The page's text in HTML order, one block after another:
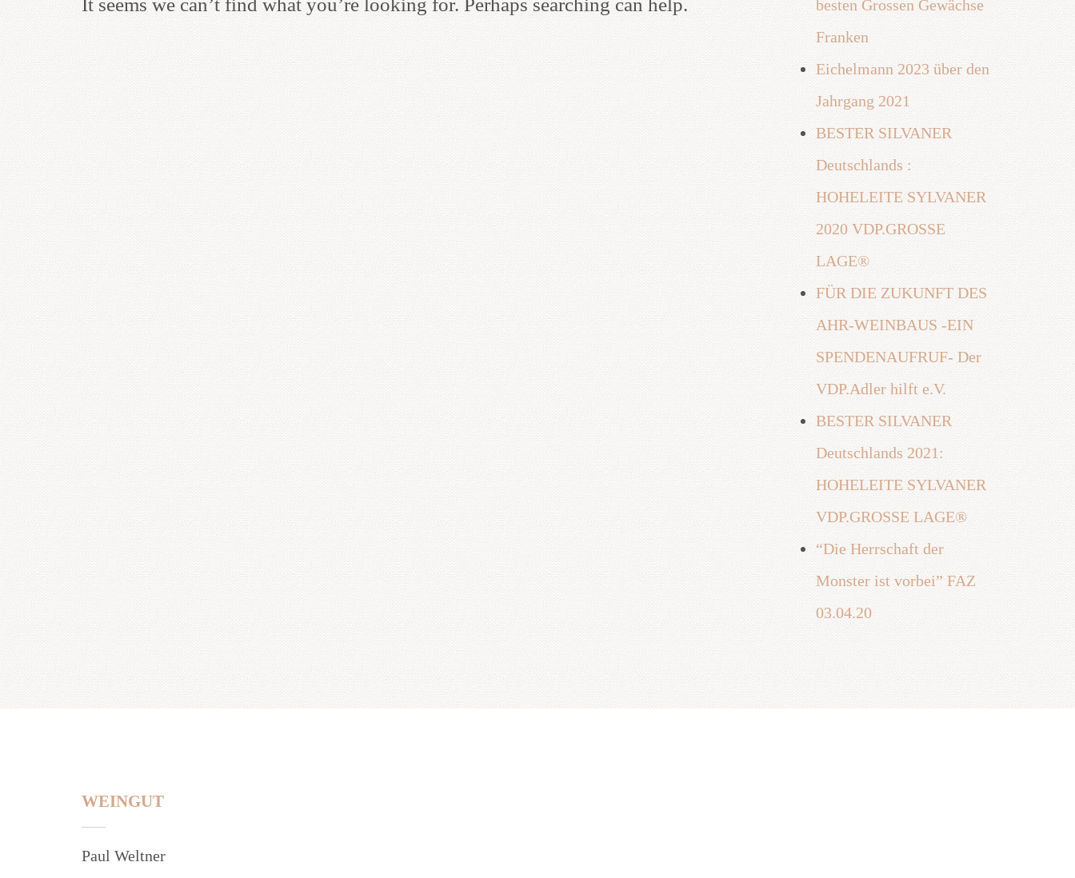
It seems we can’t find what you’re looking for. Perhaps searching can help.
besten Grossen Gewächse
Franken
Eichelmann 2023 über den
Jahrgang 2021
BESTER SILVANER
Deutschlands :
HOHELEITE SYLVANER
2020 VDP.GROSSE
LAGE®
FÜR DIE ZUKUNFT DES
AHR-WEINBAUS -EIN
SPENDENAUFRUF- Der
VDP.Adler hilft e.V.
BESTER SILVANER
Deutschlands 2021:
HOHELEITE SYLVANER
VDP.GROSSE LAGE®
“Die Herrschaft der
Monster ist vorbei” FAZ
03.04.20
WEINGUT
Paul Weltner